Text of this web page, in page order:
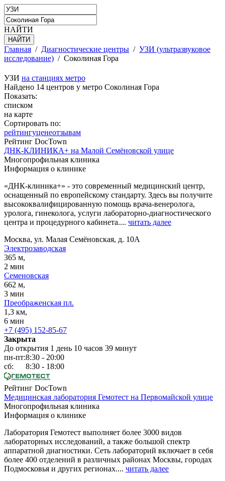
НАЙТИ
Главная / Диагностические центры / УЗИ (ультразвуковое
исследование) / Соколиная Гора
УЗИ на станциях метро
Найдено 14 центров у метро Соколиная Гора
Показать:
списком
на карте
Сортировать по:
рейтингуценеотзывам
Рейтинг DocTown
ДНК-КЛИНИКА+ на Малой Семёновской улице
Многопрофильная клиника
Информация о клинике
«ДНК-клиника+» - это современный медицинский центр,
оснащенный по европейскому стандарту. Здесь вы получите
высококвалифицированную помощь врача-венеролога,
уролога, гинеколога, услуги лабораторно-диагностического
центра и процедурного кабинета.... читать далее
Москва, ул. Малая Семёновская, д. 10А
Электрозаводская
365 м,
2 мин
Семеновская
662 м,
3 мин
Преображенская пл.
1,3 км,
6 мин
+7 (495) 152-85-67
Закрыта
До открытия 1 день 10 часов 39 минут
пн-пт:8:30 - 20:00
сб:
8:30 - 18:00
Рейтинг DocTown
Медицинская лаборатория Гемотест на Первомайской улице
Многопрофильная клиника
Информация о клинике
Лаборатория Гемотест выполняет более 3000 видов
лабораторных исследований, а также большой спектр
аппаратной диагностики. Сеть лабораторий включает в себя
более 400 отделений в различных районах Москвы, городах
Подмосковья и других регионах.... читать далее